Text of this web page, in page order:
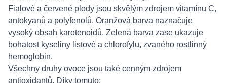
Fialové a červené plody jsou skvělým zdrojem vitamínu C,
antokyanů a polyfenolů. Oranžová barva naznačuje
vysoký obsah karotenoidů. Zelená barva zase ukazuje
bohatost kyseliny listové a chlorofylu, zvaného rostlinný
hemoglobin.
Všechny druhy ovoce jsou také cenným zdrojem
antioxidantů. Díky tomuto: